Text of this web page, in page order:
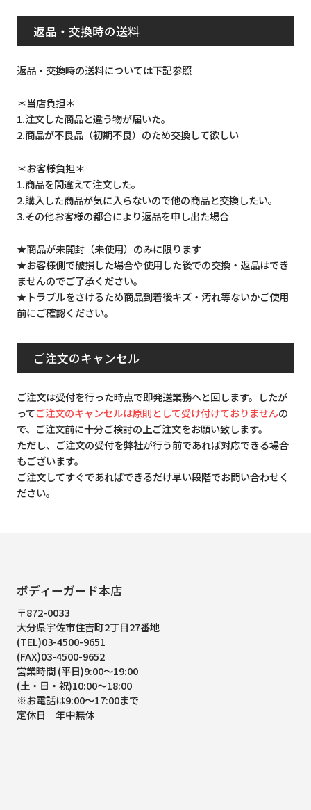
返品・交換時の送料
返品・交換時の送料については下記参照
＊当店負担＊
1.注文した商品と違う物が届いた。
2.商品が不良品（初期不良）のため交換して欲しい
＊お客様負担＊
1.商品を間違えて注文した。
2.購入した商品が気に入らないので他の商品と交換したい。
3.その他お客様の都合により返品を申し出た場合
★商品が未開封（未使用）のみに限ります
★お客様側で破損した場合や使用した後での交換・返品はでき
ませんのでご了承ください。
★トラブルをさけるため商品到着後キズ・汚れ等ないかご使用
前にご確認ください。
ご注文のキャンセル
ご注文は受付を行った時点で即発送業務へと回します。したが
ってご注文のキャンセルは原則として受け付けておりませんの
で、ご注文前に十分ご検討の上ご注文をお願い致します。
ただし、ご注文の受付を弊社が行う前であれば対応できる場合
もございます。
ご注文してすぐであればできるだけ早い段階でお問い合わせく
ださい。
ボディーガード本店
〒872-0033
大分県宇佐市住吉町2丁目27番地
(TEL)03-4500-9651
(FAX)03-4500-9652
営業時間 (平日)9:00～19:00
(土・日・祝)10:00～18:00
※お電話は9:00～17:00まで
定休日 年中無休